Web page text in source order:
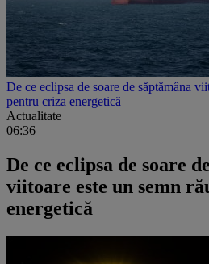
De ce eclipsa de soare de săptămâna
pentru criza energetică
Actualitate
06:36
De ce eclipsa de soare
viitoare este un semn
energetică